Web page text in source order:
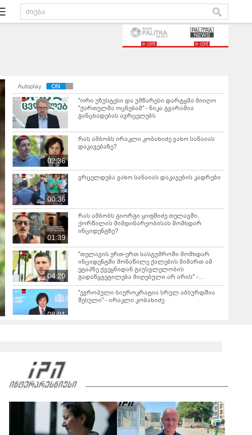
LIVE LIVE
Autoplay
"ორი უზუსტესი და უმწარესი დარტყმა მიიღო
"ქართულმა ოცნებამ" - ნიკა გვარამია
განცხადებას ავრცელებს
02:36
რას ამბობს ირაკლი კობახიძე ვახო სანაიას
დაკავებაზე?
00:36
ვრცელდება ვახო სანაიას დაკავების კადრები
01:39
რას ამბობს გიორგი ყიფშიძე თელავში,
ქორწილის მიმდინარეობისას მომხდარ
ინციდენტზე?
04:20
"თელავის ერთ-ერთ სასტუმროში მომხდარ
ინციდენტში მონაწილე ქალების მიმართ ამ
ეტაპზე ქვეყნიდან გაუსვლელობის
გადაწყვეტილება მიღებული არ არის" -
პროკურორი
08:01
"ევროპული ბიუროკრატია სრულ აბსურდშია
შესული" - ირაკლი კობახიძე
მიცემულია 28 პირი - რა დეტალები ხდება
"თელავში მშენებლობის ნებართვები
ნამდვილად არასწორად იყო გაცემული
რამდენიმე კომერციულ ობიექტზე" - ირაკლი
კობახიძე